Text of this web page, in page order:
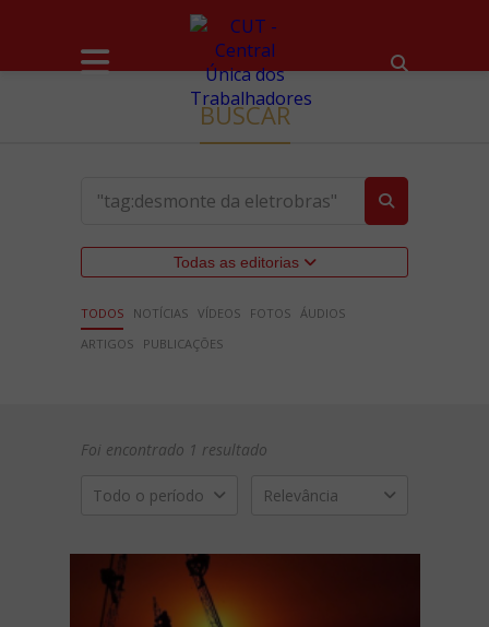
BUSCAR
Todas as editorias
TODOS NOTÍCIAS VÍDEOS FOTOS ÁUDIOS
ARTIGOS
PUBLICAÇÕES
Foi encontrado 1 resultado
Todo o período Relevância